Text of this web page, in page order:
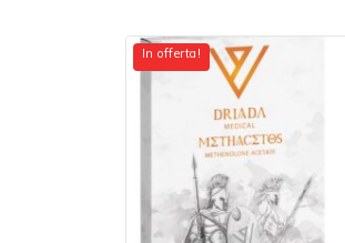
In offerta!